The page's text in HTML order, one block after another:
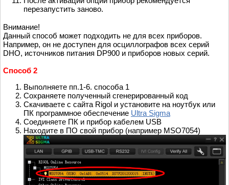
перезапустить заново.
Внимание!
Данный способ может подходить не для всех приборов.
Например, он не доступен для осциллографов всех серий
DHO, источников питания DP900 и приборов новых серий.
Способ 2
Выполняете пп.1-6. способа 1
Сохраняете полученный сгенерированный код
Скачиваете с сайта Rigol и установите на ноутбук или
ПК программное обеспечение Ultra Sigma
Соединяете ПК и прибор кабелем USB
Находите в ПО свой прибор (например MSO7054)